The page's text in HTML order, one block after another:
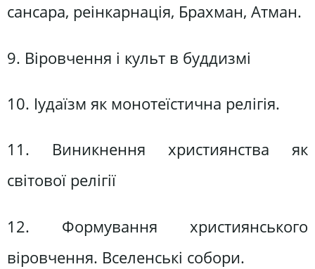
сансара, реінкарнація, Брахман, Атман.
9. Віровчення і культ в буддизмі
10. Іудаїзм як монотеїстична релігія.
11. Виникнення християнства як
світової релігії
12. Формування християнського
віровчення. Вселенські собори.